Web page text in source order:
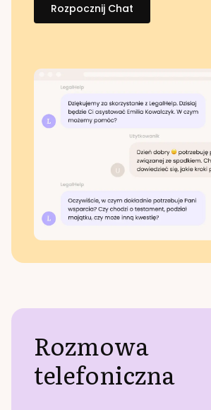
Rozpocznij Chat
Rozmowa
telefoniczna